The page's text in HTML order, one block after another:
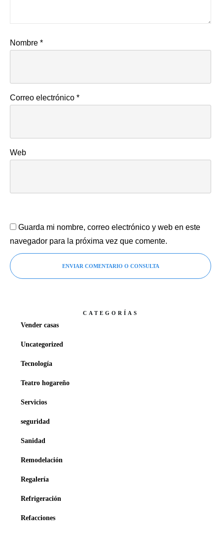
Nombre *
Correo electrónico *
Web
Guarda mi nombre, correo electrónico y web en este
navegador para la próxima vez que comente.
ENVIAR COMENTARIO O CONSULTA
CATEGORÍAS
Vender casas
Uncategorized
Tecnología
Teatro hogareño
Servicios
seguridad
Sanidad
Remodelación
Regalería
Refrigeración
Refacciones